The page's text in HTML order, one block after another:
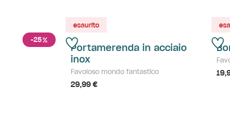
-25%
esaurito
Portamerenda in acciaio
inox
Favoloso mondo fantastico
29,99 €